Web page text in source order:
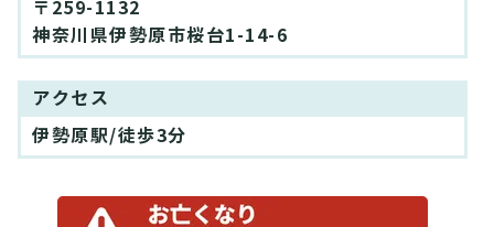
〒259-1132
神奈川県伊勢原市桜台1-14-6
アクセス
伊勢原駅/徒歩3分